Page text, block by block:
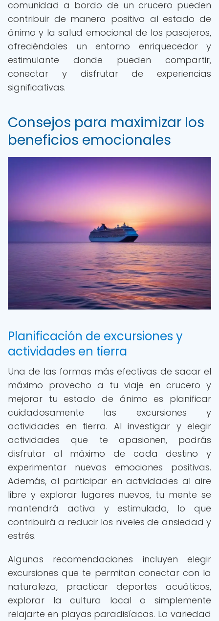
comunidad a bordo de un crucero pueden
contribuir de manera positiva al estado de
ánimo y la salud emocional de los pasajeros,
ofreciéndoles un entorno enriquecedor y
estimulante donde pueden compartir,
conectar y disfrutar de experiencias
significativas.
Consejos para maximizar los
beneficios emocionales
Planificación de excursiones y
actividades en tierra
Una de las formas más efectivas de sacar el
máximo provecho a tu viaje en crucero y
mejorar tu estado de ánimo es planificar
cuidadosamente las excursiones y
actividades en tierra. Al investigar y elegir
actividades que te apasionen, podrás
disfrutar al máximo de cada destino y
experimentar nuevas emociones positivas.
Además, al participar en actividades al aire
libre y explorar lugares nuevos, tu mente se
mantendrá activa y estimulada, lo que
contribuirá a reducir los niveles de ansiedad y
estrés.
Algunas recomendaciones incluyen elegir
excursiones que te permitan conectar con la
naturaleza, practicar deportes acuáticos,
explorar la cultura local o simplemente
relajarte en playas paradisíacas. La variedad